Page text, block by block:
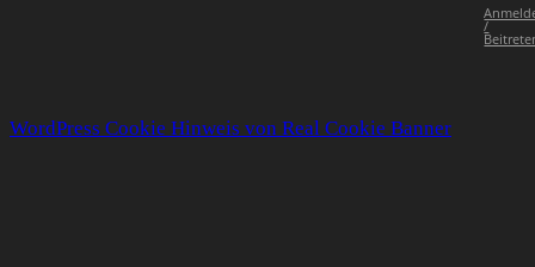
/
WordPress Cookie Hinweis von Real Cookie Banner